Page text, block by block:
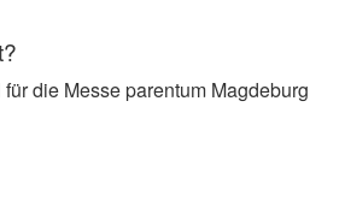
die Messe parentum Magdeburg